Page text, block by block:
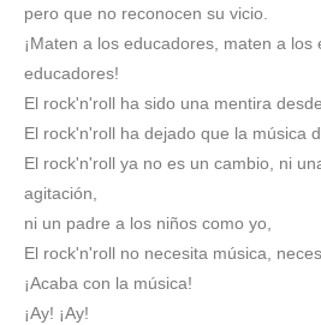
pero que no reconocen su vicio.
¡Maten a los educadores, maten a
educadores!
El rock'n'roll ha sido una mentira
El rock'n'roll ha dejado que la música
El rock'n'roll ya no es un cambio, ni
agitación,
ni un padre a los niños como yo,
El rock'n'roll no necesita música,
¡Acaba con la música!
¡Ay! ¡Ay!